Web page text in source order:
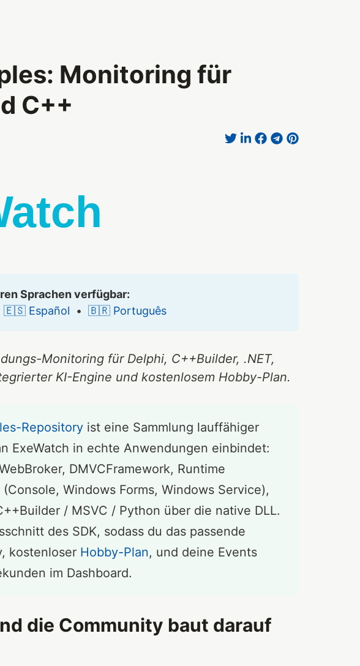
Monitoring für
C++
Sprachen verfügbar:
🇪🇸 Español • 🇧🇷 Português
Monitoring für Delphi, C++Builder, .NET,
KI-Engine und kostenlosem Hobby-Plan.
Repository ist eine Sammlung lauffähiger
ExeWatch in echte Anwendungen einbindet:
DMVCFramework, Runtime
Windows Forms, Windows Service),
/ MSVC / Python über die native DLL.
des SDK, sodass du das passende
kostenloser Hobby-Plan, und deine Events
im Dashboard.
die Community baut darauf